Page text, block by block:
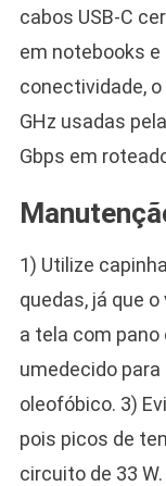
cabos USB-C
em notebooks
conectividade,
GHz usadas
Gbps em
1) Utilize
quedas, já que
a tela com
umedecido
oleofóbico. 3)
pois picos de
circuito de 33